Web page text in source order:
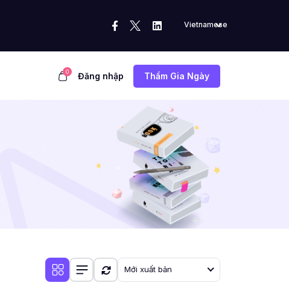
Vietnamese
0 Đăng nhập Thẩm Gia Ngày
Mới xuất bản